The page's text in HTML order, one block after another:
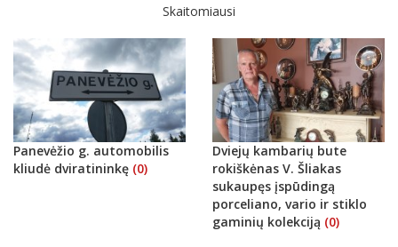
Skaitomiausi
Panevėžio g. automobilis
kliudė dviratininkę (0)
Dviejų kambarių bute
rokiškėnas V. Šliakas
sukaupęs įspūdingą
porceliano, vario ir stiklo
gaminių kolekciją (0)